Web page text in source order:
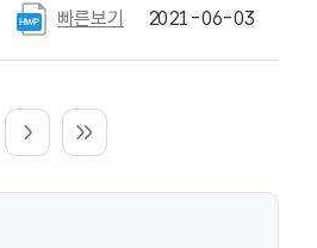
빠른보기 2021-06-03